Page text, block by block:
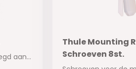
Super Rinse wordt toegevoegd aan het schone wa...
Thule Mounting
Schroeven 8st.